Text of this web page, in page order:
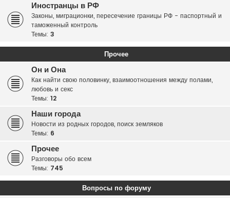
Иностранцы в РФ
Законы, миграционки, пересечение границы РФ - паспортный и
таможенный контроль
Темы: 3
Прочее
Он и Она
Как найти свою половинку, взаимоотношения между полами,
любовь и секс
Темы: 12
Наши города
Новости из родных городов, поиск земляков
Темы: 6
Прочее
Разговоры обо всем
Темы: 745
Вопросы по форуму